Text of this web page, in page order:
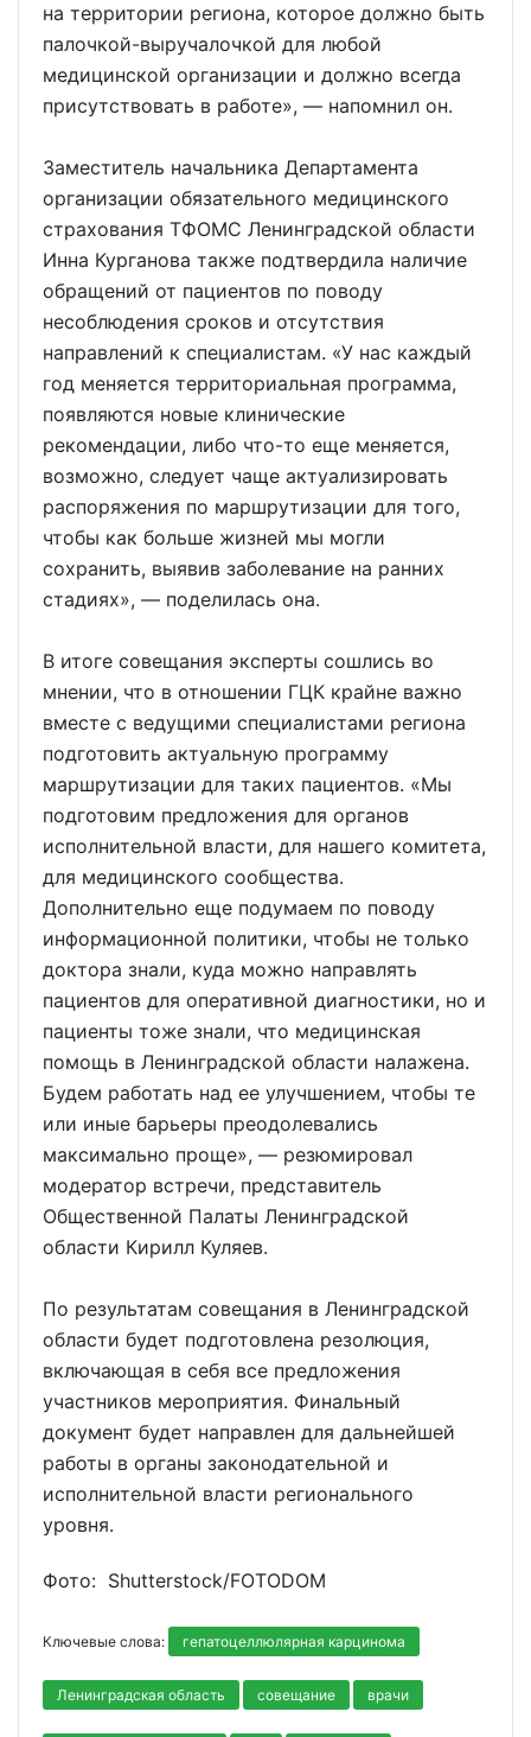
на территории региона, которое должно быть
палочкой-выручалочкой для любой
медицинской организации и должно всегда
присутствовать в работе», — напомнил он.
Заместитель начальника Департамента
организации обязательного медицинского
страхования ТФОМС Ленинградской области
Инна Курганова также подтвердила наличие
обращений от пациентов по поводу
несоблюдения сроков и отсутствия
направлений к специалистам. «У нас каждый
год меняется территориальная программа,
появляются новые клинические
рекомендации, либо что-то еще меняется,
возможно, следует чаще актуализировать
распоряжения по маршрутизации для того,
чтобы как больше жизней мы могли
сохранить, выявив заболевание на ранних
стадиях», — поделилась она.
В итоге совещания эксперты сошлись во
мнении, что в отношении ГЦК крайне важно
вместе с ведущими специалистами региона
подготовить актуальную программу
маршрутизации для таких пациентов. «Мы
подготовим предложения для органов
исполнительной власти, для нашего комитета,
для медицинского сообщества.
Дополнительно еще подумаем по поводу
информационной политики, чтобы не только
доктора знали, куда можно направлять
пациентов для оперативной диагностики, но и
пациенты тоже знали, что медицинская
помощь в Ленинградской области налажена.
Будем работать над ее улучшением, чтобы те
или иные барьеры преодолевались
максимально проще», — резюмировал
модератор встречи, представитель
Общественной Палаты Ленинградской
области Кирилл Куляев.
По результатам совещания в Ленинградской
области будет подготовлена резолюция,
включающая в себя все предложения
участников мероприятия. Финальный
документ будет направлен для дальнейшей
работы в органы законодательной и
исполнительной власти регионального
уровня.
Фото: Shutterstoсk/FOTODOM
Ключевые слова: гепатоцеллюлярная карцинома
Ленинградская область совещание врачи